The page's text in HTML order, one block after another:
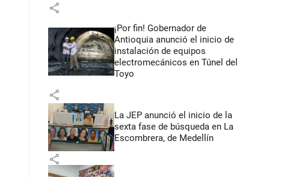
share
¡Por fin! Gobernador de
Antioquia anunció el inicio de
instalación de equipos
electromecánicos en Túnel del
Toyo
share
La JEP anunció el inicio de la
sexta fase de búsqueda en La
Escombrera, de Medellín
share